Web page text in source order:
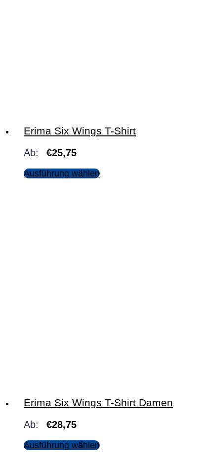
Erima Six Wings T-Shirt
Ab: €25,75
Ausführung wählen
Erima Six Wings T-Shirt Damen
Ab: €28,75
Ausführung wählen